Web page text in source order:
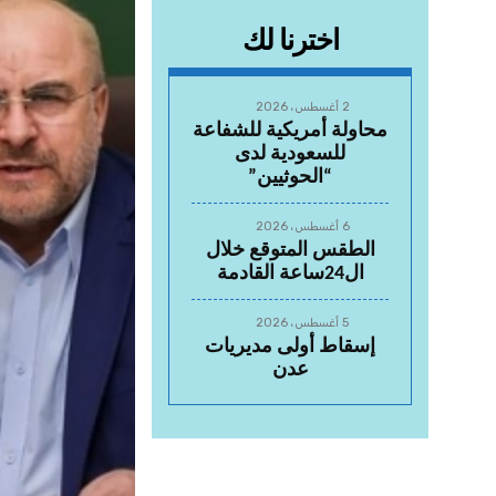
اخترنا لك
2 أغسطس، 2026
محاولة أمريكية للشفاعة
للسعودية لدى
“الحوثيين”
6 أغسطس، 2026
الطقس المتوقع خلال
ال24ساعة القادمة
5 أغسطس، 2026
إسقاط أولى مديريات
عدن